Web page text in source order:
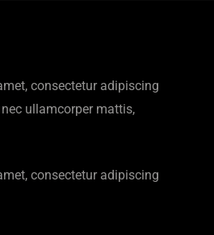
consectetur adipiscing
ullamcorper mattis,
consectetur adipiscing